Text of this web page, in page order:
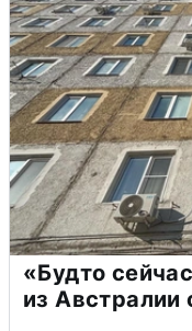
«Будто
из Австралии